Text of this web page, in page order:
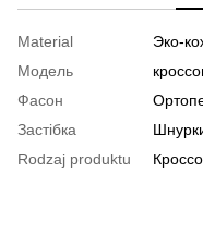
Material
Эко-
Модель
Фасон
Застібка
Rodzaj produktu